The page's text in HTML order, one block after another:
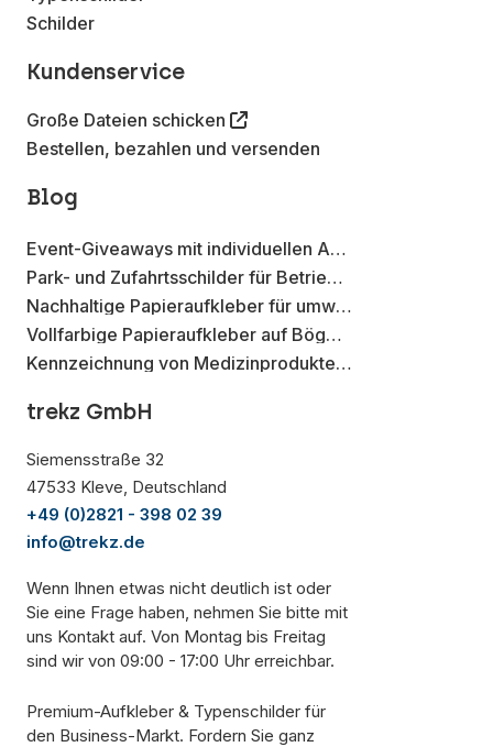
Schilder
Kundenservice
Große Dateien schicken
Bestellen, bezahlen und versenden
Blog
Event-Giveaways mit individuellen Aufklebern
Park- und Zufahrtsschilder für Betriebsflächen
Nachhaltige Papieraufkleber für umweltbewusste Marken
Vollfarbige Papieraufkleber auf Bögen für Produktmuster und Verpackungsproben
Kennzeichnung von Medizinprodukten mit Datamatrix-Aufklebern
trekz GmbH
Siemensstraße 32
47533 Kleve, Deutschland
+49 (0)2821 - 398 02 39
info@trekz.de
Wenn Ihnen etwas nicht deutlich ist oder
Sie eine Frage haben, nehmen Sie bitte mit
uns Kontakt auf. Von Montag bis Freitag
sind wir von 09:00 - 17:00 Uhr erreichbar.
Premium-Aufkleber & Typenschilder für
den Business-Markt. Fordern Sie ganz